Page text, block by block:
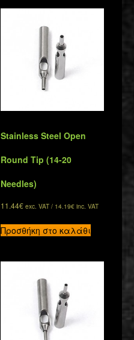
Stainless Steel Open
Round Tip (14-20
Needles)
11.44€ exc. VAT / 14.19€ inc. VAT
Προσθήκη στο καλάθι